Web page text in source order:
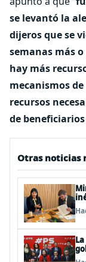
se levantó la
dijeros que se
semanas más
hay más
mecanismos
recursos
de
Otras noticias